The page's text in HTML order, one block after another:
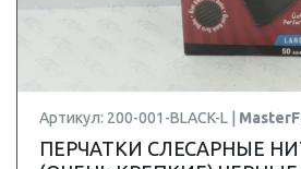
Артикул: 200-001-BLACK-L |
ПЕРЧАТКИ СЛЕСАРНЫЕ